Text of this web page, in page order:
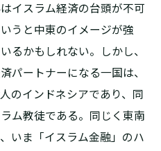
イスラム経済の台頭が不可
うと中東のイメージが強
るかもしれない。しかし、
パートナーになる一国は、
のインドネシアであり、同
ム教徒である。同じく東南
いま「イスラム金融」のハ